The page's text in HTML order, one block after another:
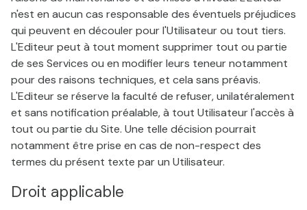
n'est en aucun cas responsable des éventuels préjudices
qui peuvent en découler pour l'Utilisateur ou tout tiers.
L'Editeur peut à tout moment supprimer tout ou partie
de ses Services ou en modifier leurs teneur notamment
pour des raisons techniques, et cela sans préavis.
L'Editeur se réserve la faculté de refuser, unilatéralement
et sans notification préalable, à tout Utilisateur l'accès à
tout ou partie du Site. Une telle décision pourrait
notamment être prise en cas de non-respect des
termes du présent texte par un Utilisateur.
Droit applicable